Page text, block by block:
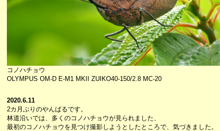
コノハチョウ
OLYMPUS OM-D E-M1 MKII ZUIKO40-150/2.8 MC-20
2020.6.11
2カ月ぶりのやんばるです。
林道沿いでは、多くのコノハチョウが見られました、
最初のコノハチョウを見つけ撮影しようとしたところで、気づきました。